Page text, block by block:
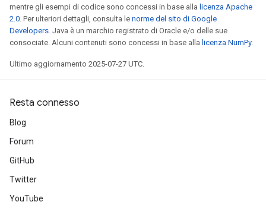
mentre gli esempi di codice sono concessi in base alla licenza Apache
2.0. Per ulteriori dettagli, consulta le norme del sito di Google
Developers. Java è un marchio registrato di Oracle e/o delle sue
consociate. Alcuni contenuti sono concessi in base alla licenza NumPy.
Ultimo aggiornamento 2025-07-27 UTC.
Resta connesso
Blog
Forum
GitHub
Twitter
YouTube